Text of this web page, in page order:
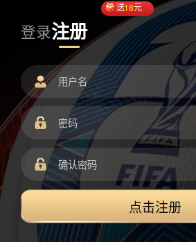
登录注册
送18元
点击注册